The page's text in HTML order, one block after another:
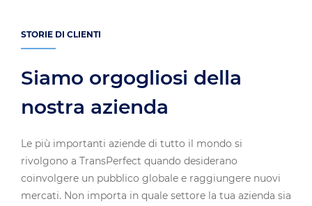
STORIE DI CLIENTI
Siamo orgogliosi della
nostra azienda
Le più importanti aziende di tutto il mondo si
rivolgono a TransPerfect quando desiderano
coinvolgere un pubblico globale e raggiungere nuovi
mercati. Non importa in quale settore la tua azienda sia